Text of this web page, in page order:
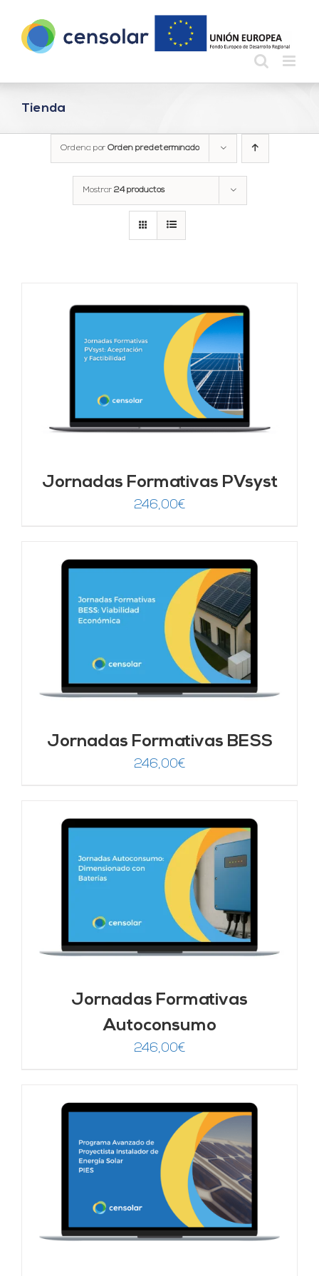
contenido
Tienda
Ordena por Orden predeterminado
Mostrar 24 productos
Jornadas Formativas PVsyst
246,00€
Jornadas Formativas BESS
246,00€
Jornadas Formativas
Autoconsumo
246,00€